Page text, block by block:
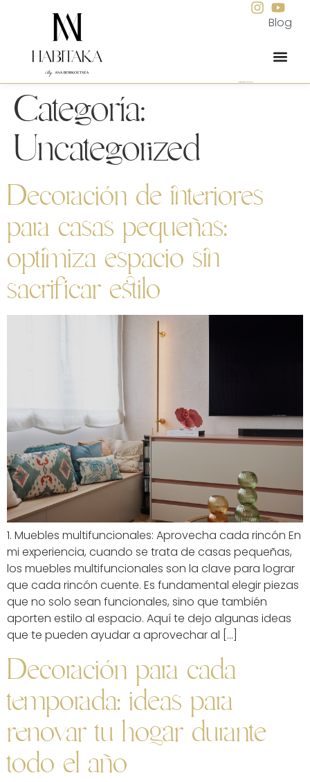
Blog
Categoría:
Uncategorized
Decoración de interiores
para casas pequeñas:
optimiza espacio sin
sacrificar estilo
1. Muebles multifuncionales: Aprovecha cada rincón En
mi experiencia, cuando se trata de casas pequeñas,
los muebles multifuncionales son la clave para lograr
que cada rincón cuente. Es fundamental elegir piezas
que no solo sean funcionales, sino que también
aporten estilo al espacio. Aquí te dejo algunas ideas
que te pueden ayudar a aprovechar al […]
Decoración para cada
temporada: ideas para
renovar tu hogar durante
todo el año